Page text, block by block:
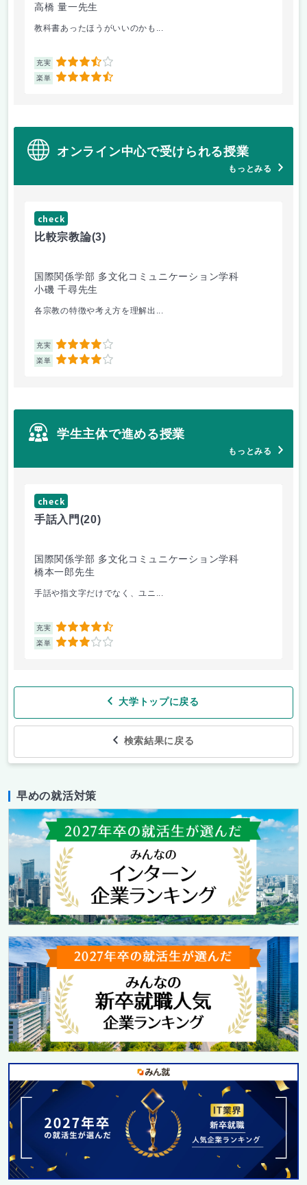
高橋 量一先生
教科書あったほうがいいのかも...
充実 3.5
楽単 4.5
オンライン中心で受けられる授業
もっとみる
check
比較宗教論(3)
国際関係学部 多文化コミュニケーション学科
小磯 千尋先生
各宗教の特徴や考え方を理解出...
充実 4
楽単 4
学生主体で進める授業
もっとみる
check
手話入門(20)
国際関係学部 多文化コミュニケーション学科
橋本一郎先生
手話や指文字だけでなく、ユニ...
充実 4.5
楽単 3
大学トップに戻る
検索結果に戻る
早めの就活対策